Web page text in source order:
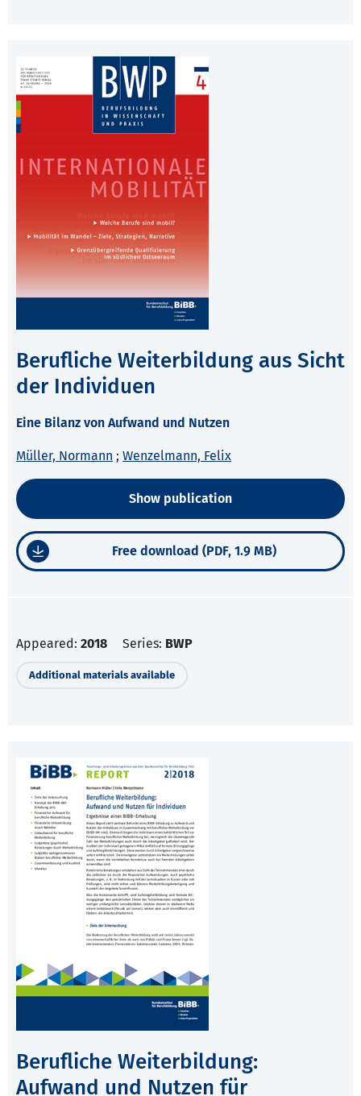
Berufliche Weiterbildung aus Sicht
der Individuen
Eine Bilanz von Aufwand und Nutzen
Müller, Normann ; Wenzelmann, Felix
Show publication
Free download (PDF, 1.9 MB)
Appeared: 2018 Series: BWP
Additional materials available
Berufliche Weiterbildung:
Aufwand und Nutzen für